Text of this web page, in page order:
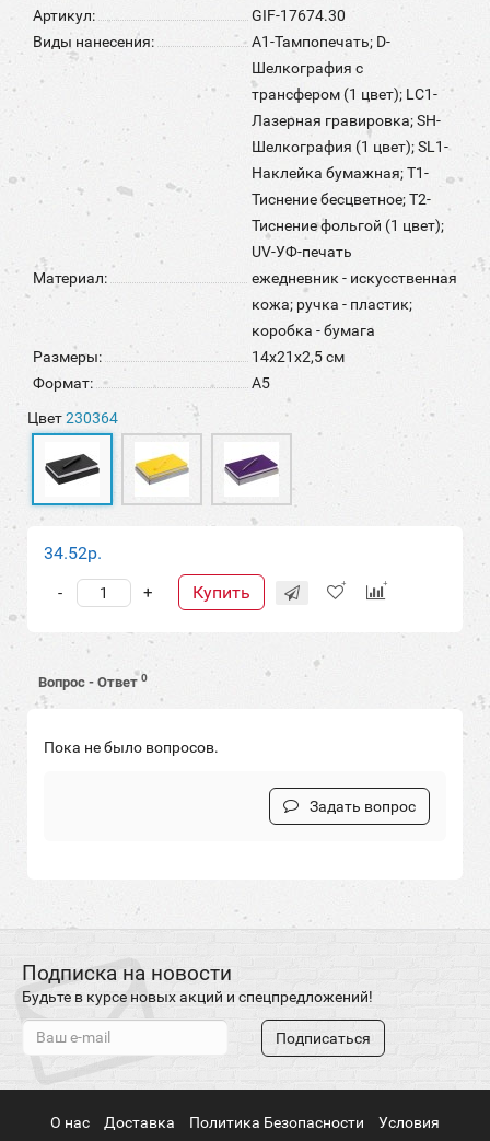
Артикул:
GIF-17674.30
Виды нанесения:
A1-Тампопечать; D-
Шелкография с
трансфером (1 цвет); LC1-
Лазерная гравировка; SH-
Шелкография (1 цвет); SL1-
Наклейка бумажная; T1-
Тиснение бесцветное; T2-
Тиснение фольгой (1 цвет);
UV-УФ-печать
Материал:
ежедневник - искусственная
кожа; ручка - пластик;
коробка - бумага
Размеры:
14х21х2,5 см
Формат:
А5
Цвет230364
34.52р.
+
- Купить
Вопрос - Ответ 0
Пока не было вопросов.
Задать вопрос
Подписка на новости
Будьте в курсе новых акций и спецпредложений!
Подписаться
О нас Доставка Политика Безопасности
Условия